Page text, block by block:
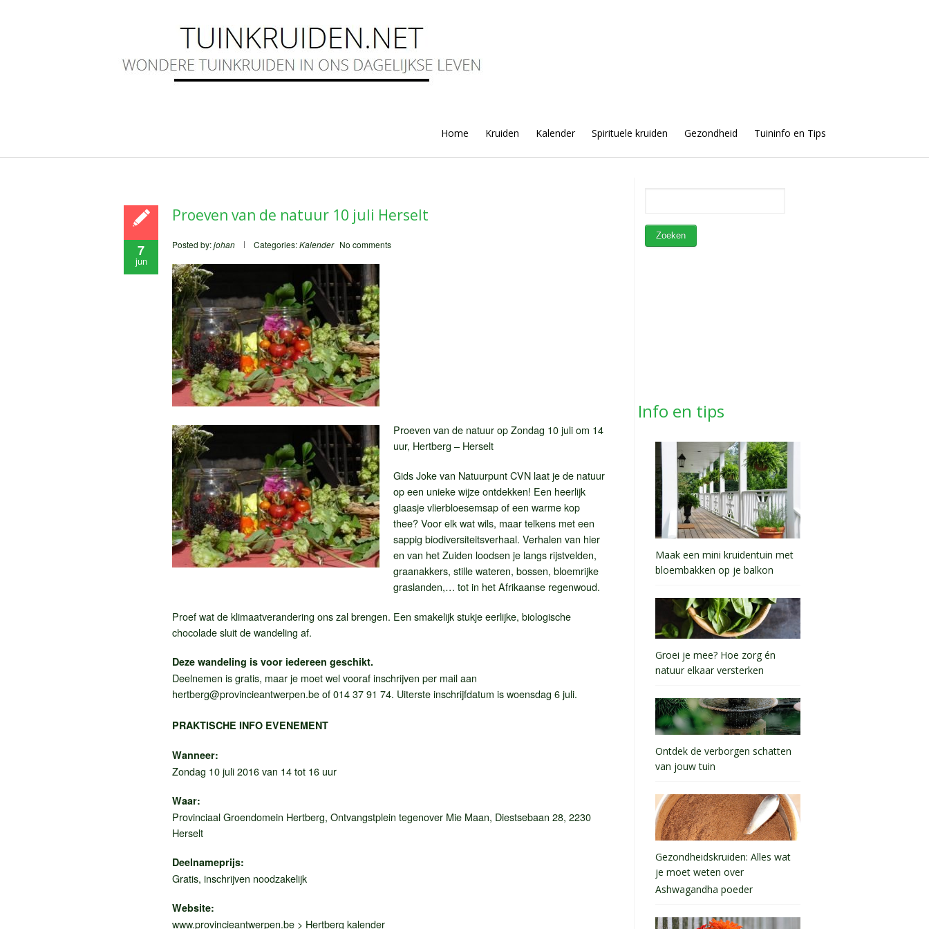
Home Kruiden Kalender Spirituele kruiden Gezondheid Tuininfo en Tips
7
jun
Proeven van de natuur 10 juli Herselt
Posted by:johan Categories:Kalender No comments
Proeven van de natuur op Zondag 10 juli om 14
uur, Hertberg – Herselt
Gids Joke van Natuurpunt CVN laat je de natuur
op een unieke wijze ontdekken! Een heerlijk
glaasje vlierbloesemsap of een warme kop
thee? Voor elk wat wils, maar telkens met een
sappig biodiversiteitsverhaal. Verhalen van hier
en van het Zuiden loodsen je langs rijstvelden,
graanakkers, stille wateren, bossen, bloemrijke
graslanden,… tot in het Afrikaanse regenwoud.
Proef wat de klimaatverandering ons zal brengen. Een smakelijk stukje eerlijke, biologische
chocolade sluit de wandeling af.
Deze wandeling is voor iedereen geschikt.
Deelnemen is gratis, maar je moet wel vooraf inschrijven per mail aan
hertberg@provincieantwerpen.beof 014 37 91 74. Uiterste inschrijfdatum is woensdag 6 juli.
PRAKTISCHE INFO EVENEMENT
Wanneer:
Zondag 10 juli 2016 van 14 tot 16 uur
Waar:
Provinciaal Groendomein Hertberg, Ontvangstplein tegenover Mie Maan, Diestsebaan 28, 2230
Herselt
Deelnameprijs:
Gratis, inschrijven noodzakelijk
Website:
www.provincieantwerpen.be > Hertberg kalender
Info en tips
Maak een mini kruidentuin met
bloembakken op je balkon
Groei je mee? Hoe zorg én
natuur elkaar versterken
Ontdek de verborgen schatten
van jouw tuin
Gezondheidskruiden: Alles wat
je moet weten over
Ashwagandha poeder